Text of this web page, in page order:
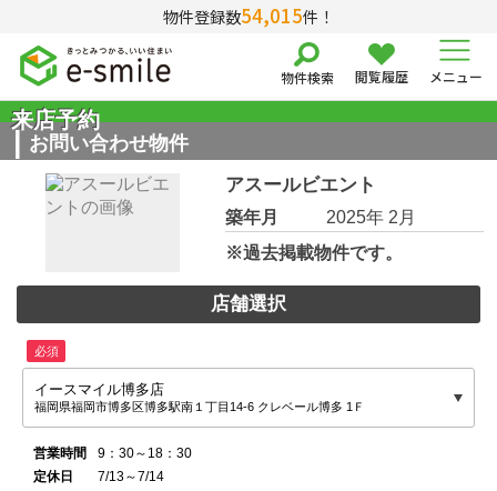
物件登録数54,015件！
物件検索 閲覧履歴 メニュー
来店予約
お問い合わせ物件
アスールビエント
築年月
2025年 2月
※過去掲載物件です。
店舗選択
必須
イースマイル博多店
福岡県福岡市博多区博多駅南１丁目14-6 クレベール博多 1Ｆ
営業時間
9：30～18：30
定休日
7/13～7/14